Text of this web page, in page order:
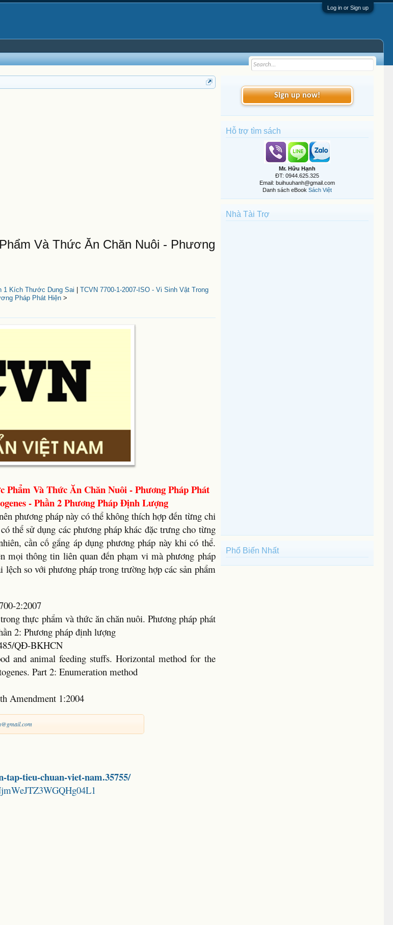
Log in or Sign up
Và Thức Ăn Chăn Nuôi - Phương
1 Kích Thước Dung Sai
TCVN 7700-1-2007-ISO - Vi Sinh Vật Trong
Pháp Phát Hiện>
Và Thức Ăn Chăn Nuôi - Phương Pháp Phát
- Phần 2 Phương Pháp Định Lượng
phương pháp này có thể không thích hợp đến từng chi
thể sử dụng các phương pháp khác đặc trưng cho từng
cần cố gắng áp dụng phương pháp này khi có thể.
mọi thông tin liên quan đến phạm vi mà phương pháp
lệch so với phương pháp trong trường hợp các sản phẩm
2:2007
thực phẩm và thức ăn chăn nuôi. Phương pháp phát
2: Phương pháp định lượng
QĐ-BKHCN
and animal feeding stuffs. Horizontal method for the
Part 2: Enumeration method
Amendment 1:2004
tap-tieu-chuan-viet-nam.35755/
Sign up now!
Hỗ trợ tìm sách
Mr. Hữu Hạnh
ĐT: 0944.625.325
Email: buihuuhanh@gmail.com
Danh sách eBook Sách Việt
Nhà Tài Trợ
Phổ Biến Nhất